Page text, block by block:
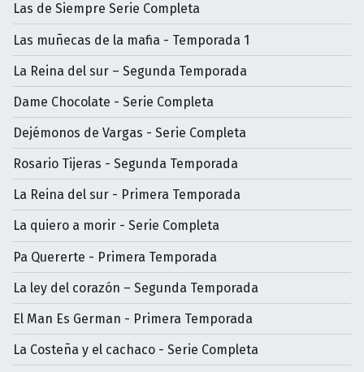
Las de Siempre Serie Completa
Las muñecas de la mafia - Temporada 1
La Reina del sur – Segunda Temporada
Dame Chocolate - Serie Completa
Dejémonos de Vargas - Serie Completa
Rosario Tijeras - Segunda Temporada
La Reina del sur - Primera Temporada
La quiero a morir - Serie Completa
Pa Quererte - Primera Temporada
La ley del corazón – Segunda Temporada
El Man Es German - Primera Temporada
La Costeña y el cachaco - Serie Completa